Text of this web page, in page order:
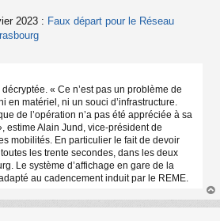
2023 : Faux départ pour le Réseau
« Ce n’est pas un problème de
en matériel, ni un souci d’infrastructure.
de l’opération n’a pas été appréciée à sa
estime Alain Jund, vice-président de
mobilités. En particulier le fait de devoir
les trente secondes, dans les deux
Le système d’affichage en gare de la
au cadencement induit par le REME.
au